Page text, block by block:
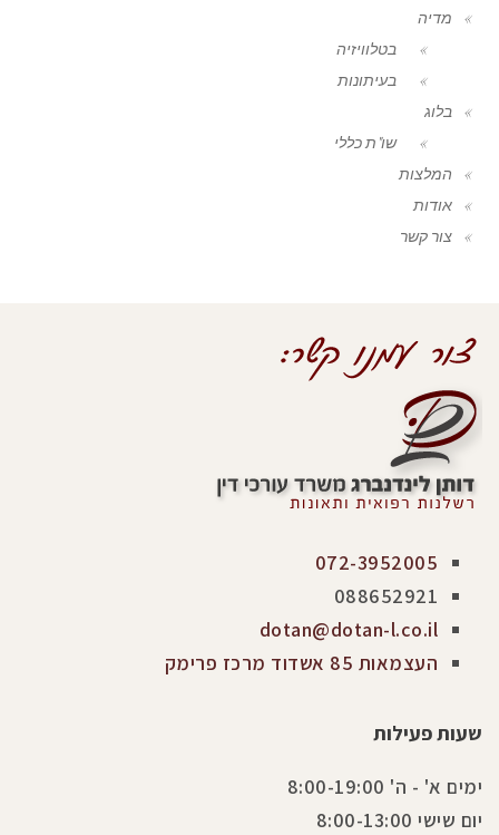
מדיה
בטלוויזיה
בעיתונות
בלוג
שו"ת כללי
המלצות
אודות
צור קשר
072-3952005
088652921
dotan@dotan-l.co.il
העצמאות 85 אשדוד מרכז פרימק
שעות פעילות
ימים א' - ה' 8:00-19:00
יום שישי 8:00-13:00